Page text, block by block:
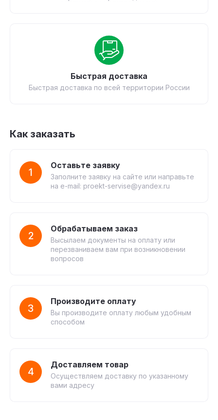
Быстрая доставка
Быстрая доставка по всей территории России
Как заказать
1
Оставьте заявку
Заполните заявку на сайте или направьте
на e-mail: proekt-servise@yandex.ru
2
Обрабатываем заказ
Высылаем документы на оплату или
перезваниваем вам при возникновении
вопросов
3
Производите оплату
Вы производите оплату любым удобным
способом
4
Доставляем товар
Осуществляем доставку по указанному
вами адресу